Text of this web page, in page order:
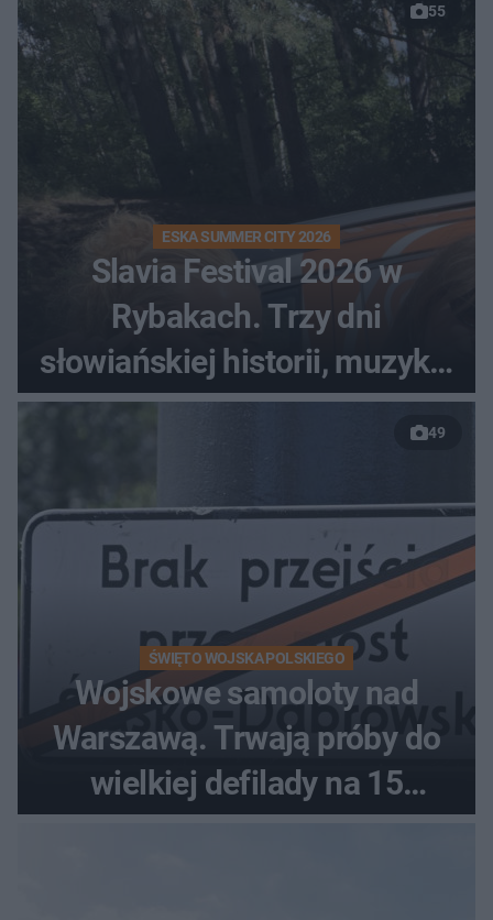
55
ESKA SUMMER CITY 2026
Slavia Festival 2026 w
Rybakach. Trzy dni
słowiańskiej historii, muzyki i
relaksu nad Jeziorem
49
ŚWIĘTO WOJSKA POLSKIEGO
Wojskowe samoloty nad
Warszawą. Trwają próby do
wielkiej defilady na 15
sierpnia